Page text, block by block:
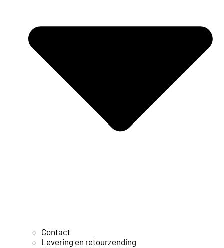
Contact
Levering en retourzending